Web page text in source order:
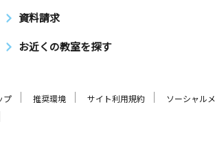
資料請求
お近くの教室を探す
プ 推奨環境 サイト利用規約
ソーシャル